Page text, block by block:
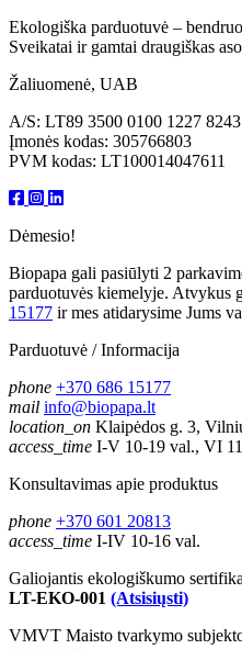
Ekologiška parduotuvė –
Sveikatai ir gamtai draugiškas
Žaliuomenė, UAB
A/S: LT89 3500 0100 1227 8243
Įmonės kodas: 305766803
PVM kodas: LT100014047611
Dėmesio!
Biopapa gali pasiūlyti 2
parduotuvės kiemelyje. Atvykus
15177 ir mes atidarysime Jums
Parduotuvė / Informacija
phone +370 686 15177
mail info@biopapa.lt
location_on Klaipėdos g. 3,
access_time I-V 10-19 val., VI
Konsultavimas apie produktus
phone +370 601 20813
access_time I-IV 10-16 val.
Galiojantis ekologiškumo
LT-EKO-001 (Atsisiųsti)
VMVT Maisto tvarkymo